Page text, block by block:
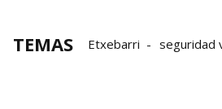
TEMAS Etxebarri
seguridad